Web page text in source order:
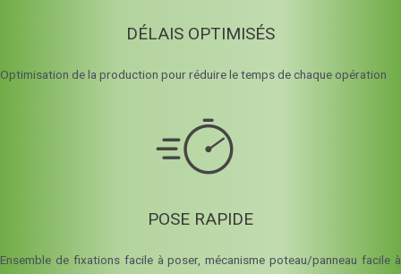
DÉLAIS OPTIMISÉS
Optimisation de la production pour réduire le temps de chaque opération
POSE RAPIDE
Ensemble de fixations facile à poser, mécanisme poteau/panneau facile à